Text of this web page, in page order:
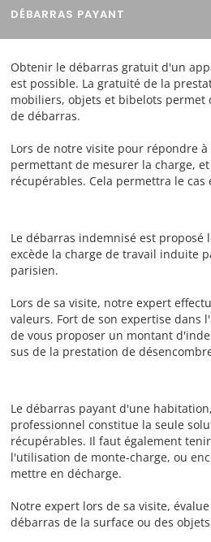
DÉBARRAS PAYANT
Obtenir le débarras gratuit d'un
est possible. La gratuité de la
mobiliers, objets et bibelots
de débarras.
Lors de notre visite pour répondre
permettant de mesurer la charge,
récupérables. Cela permettra le
Le débarras indemnisé est
excède la charge de travail induite
parisien.
Lors de sa visite, notre expert
valeurs. Fort de son expertise dans
de vous proposer un montant
sus de la prestation de
Le débarras payant d'une
professionnel constitue la seule
récupérables. Il faut également
l'utilisation de monte-charge, ou
mettre en décharge.
Notre expert lors de sa visite,
débarras de la surface ou des